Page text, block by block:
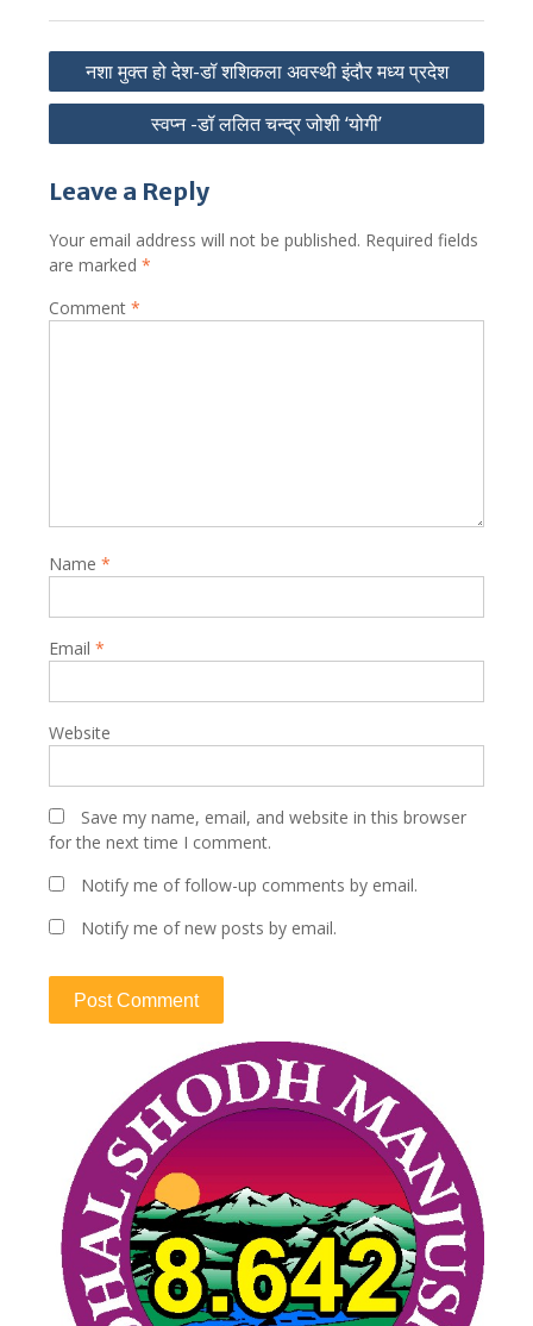
Post
navigation
नशा मुक्त हो देश-डॉ शशिकला अवस्थी इंदौर मध्य प्रदेश
स्वप्न -डॉ ललित चन्द्र जोशी ‘योगी’
Leave a Reply
Your email address will not be published. Required fields
are marked *
Comment *
Name *
Email *
Website
Save my name, email, and website in this browser
for the next time I comment.
Notify me of follow-up comments by email.
Notify me of new posts by email.